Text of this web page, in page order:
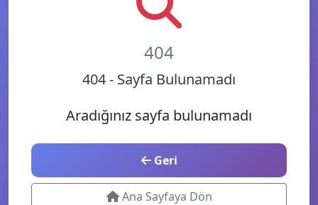
404
404 - Sayfa Bulunamadı
Aradığınız sayfa bulunamadı
Geri
Ana Sayfaya Dön